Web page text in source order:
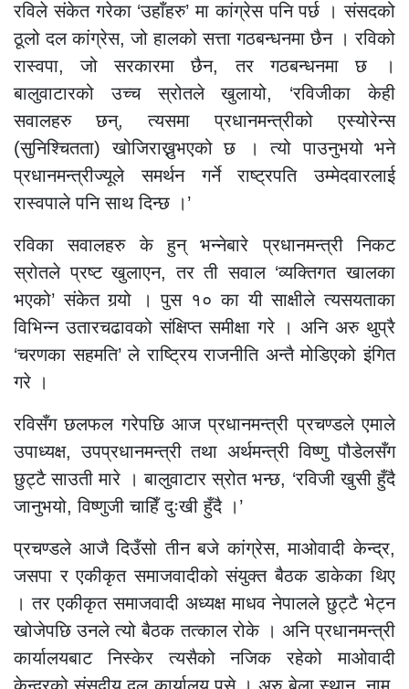
रविले संकेत गरेका ‘उहाँहरु’ मा कांग्रेस पनि पर्छ । संसदको
ठूलो दल कांग्रेस, जो हालको सत्ता गठबन्धनमा छैन । रविको
रास्वपा, जो सरकारमा छैन, तर गठबन्धनमा छ ।
बालुवाटारको उच्च स्रोतले खुलायो, ‘रविजीका केही
सवालहरु छन्, त्यसमा प्रधानमन्त्रीको एस्योरेन्स
(सुनिश्चितता) खोजिराख्नुभएको छ । त्यो पाउनुभयो भने
प्रधानमन्त्रीज्यूले समर्थन गर्ने राष्ट्रपति उम्मेदवारलाई
रास्वपाले पनि साथ दिन्छ ।’
रविका सवालहरु के हुन् भन्नेबारे प्रधानमन्त्री निकट
स्रोतले प्रष्ट खुलाएन, तर ती सवाल ‘व्यक्तिगत खालका
भएको’ संकेत गर्‍यो । पुस १० का यी साक्षीले त्यसयताका
विभिन्न उतारचढावको संक्षिप्त समीक्षा गरे । अनि अरु थुप्रै
‘चरणका सहमति’ ले राष्ट्रिय राजनीति अन्तै मोडिएको इंगित
गरे ।
रविसँग छलफल गरेपछि आज प्रधानमन्त्री प्रचण्डले एमाले
उपाध्यक्ष, उपप्रधानमन्त्री तथा अर्थमन्त्री विष्णु पौडेलसँग
छुट्टै साउती मारे । बालुवाटार स्रोत भन्छ, ‘रविजी खुसी हुँदै
जानुभयो, विष्णुजी चाहिँ दुःखी हुँदै ।’
प्रचण्डले आजै दिउँसो तीन बजे कांग्रेस, माओवादी केन्द्र,
जसपा र एकीकृत समाजवादीको संयुक्त बैठक डाकेका थिए
। तर एकीकृत समाजवादी अध्यक्ष माधव नेपालले छुट्टै भेट्न
खोजेपछि उनले त्यो बैठक तत्काल रोके । अनि प्रधानमन्त्री
कार्यालयबाट निस्केर त्यसैको नजिक रहेको माओवादी